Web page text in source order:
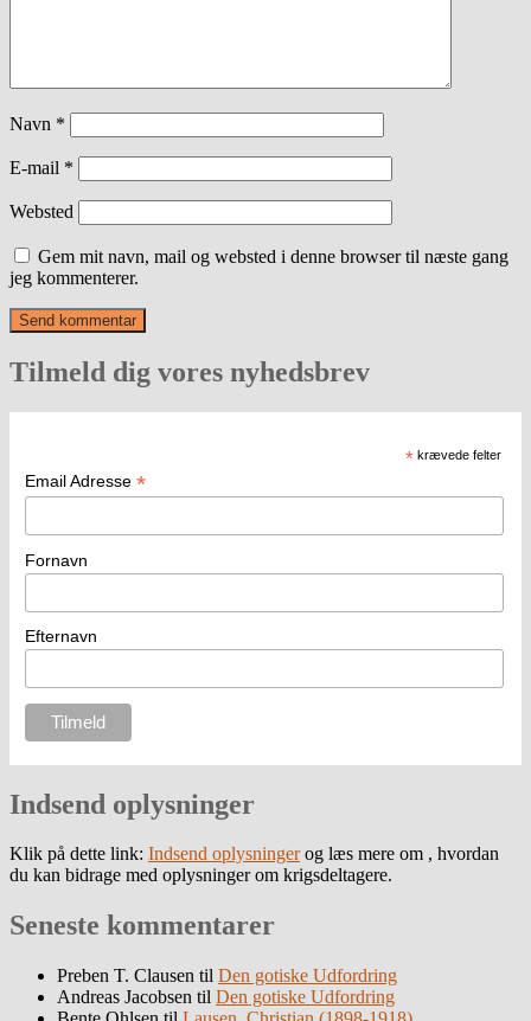
Navn *
E-mail *
Websted
Gem mit navn, mail og websted i denne browser til næste gang
jeg kommenterer.
Tilmeld dig vores nyhedsbrev
* krævede felter
Email Adresse *
Fornavn
Efternavn
Indsend oplysninger
Klik på dette link: Indsend oplysningerog læs mere om , hvordan
du kan bidrage med oplysninger om krigsdeltagere.
Seneste kommentarer
Preben T. Clausen til Den gotiske Udfordring
Andreas Jacobsen til Den gotiske Udfordring